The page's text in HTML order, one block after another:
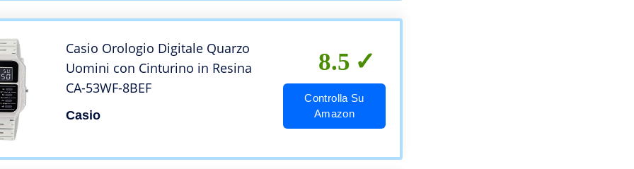
Casio Orologio Digitale Quarzo
Uomini con Cinturino in Resina
CA-53WF-8BEF
Casio
8.5
Controlla Su
Amazon